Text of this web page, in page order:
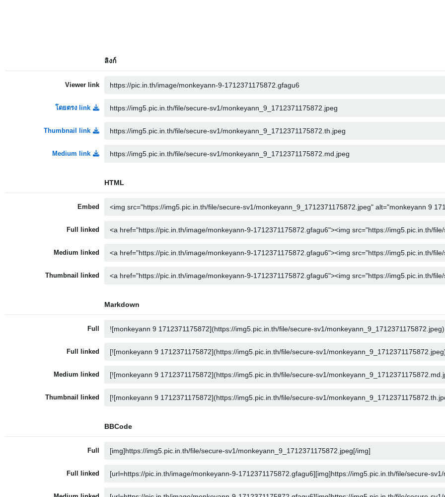
ลิงก์
Viewer link
โดยตรง link
Thumbnail link
Medium link
HTML
Embed
Full linked
Medium linked
Thumbnail linked
Markdown
Full
Full linked
Medium linked
Thumbnail linked
BBCode
Full
Full linked